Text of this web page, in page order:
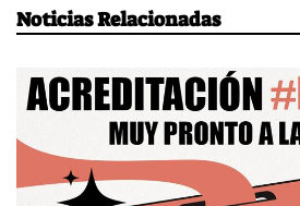
Noticias Relacionadas